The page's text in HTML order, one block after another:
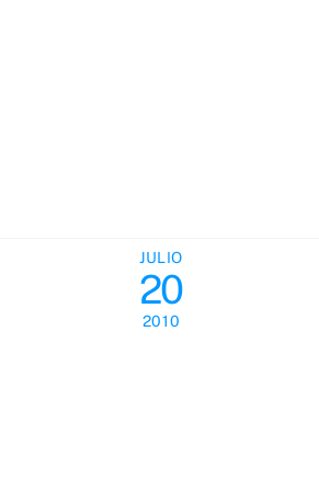
JULIO
20
2010